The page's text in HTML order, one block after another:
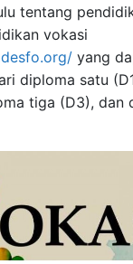
tentang
vokasi
yang
diploma satu
tiga (D3), dan